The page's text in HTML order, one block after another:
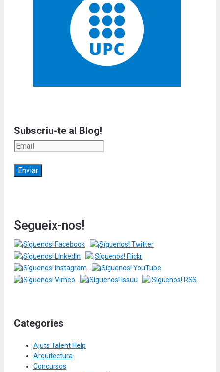
Subscriu-te al Blog!
Segueix-nos!
Categories
Ajuts Talent Help
Arquitectura
Concursos